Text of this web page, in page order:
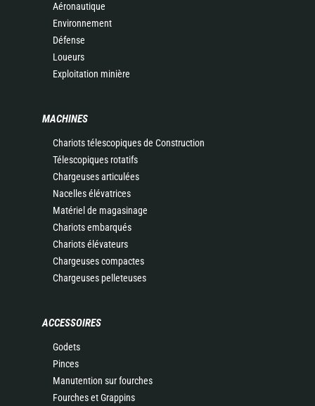
Aéronautique
Environnement
Défense
Loueurs
Exploitation minière
MACHINES
Chariots télescopiques de Construction
Télescopiques rotatifs
Chargeuses articulées
Nacelles élévatrices
Matériel de magasinage
Chariots embarqués
Chariots élévateurs
Chargeuses compactes
Chargeuses pelleteuses
ACCESSOIRES
Godets
Pinces
Manutention sur fourches
Fourches et Grappins